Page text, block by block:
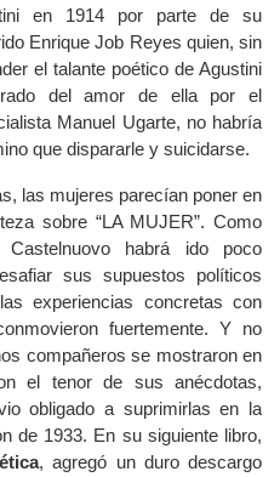
en 1914 por parte de su
Enrique Job Reyes quien, sin
el talante poético de Agustini
del amor de ella por el
Manuel Ugarte, no habría
que dispararle y suicidarse.
las mujeres parecían poner en
sobre “LA MUJER”. Como
Castelnuovo habrá ido poco
sus supuestos políticos
experiencias concretas con
fuertemente. Y no
compañeros se mostraron en
el tenor de sus anécdotas,
obligado a suprimirlas en la
de 1933. En su siguiente libro,
, agregó un duro descargo